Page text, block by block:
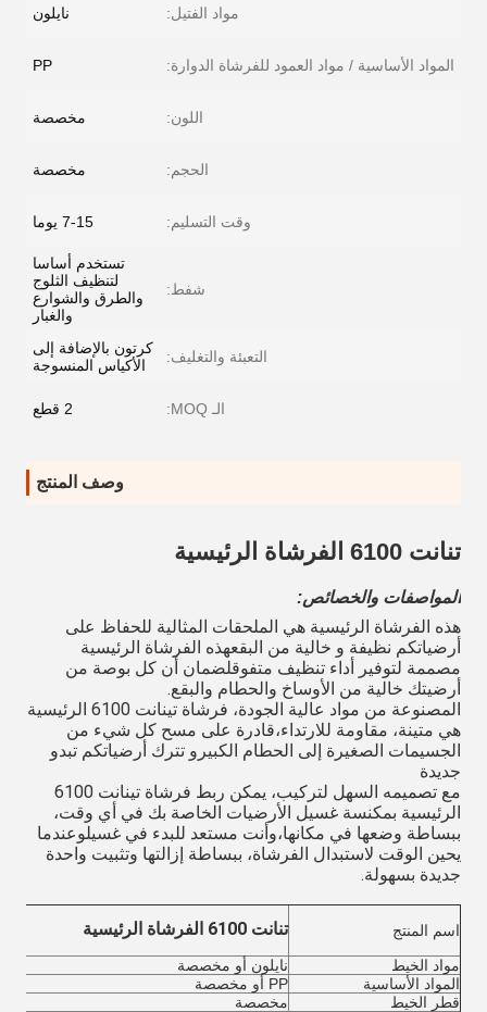
مواد الفتيل: نايلون
المواد الأساسية / مواد العمود للفرشاة الدوارة: PP
اللون: مخصصة
الحجم: مخصصة
وقت التسليم: 7-15 يوما
شفط:
تستخدم أساسا
لتنظيف الثلوج
والطرق والشوارع
والغبار
التعبئة والتغليف:
كرتون بالإضافة إلى
الأكياس المنسوجة
الـ MOQ: 2 قطع
وصف المنتج
تنانت 6100 الفرشاة الرئيسية
المواصفات والخصائص:
هذه الفرشاة الرئيسية هي الملحقات المثالية للحفاظ على
أرضياتكم نظيفة و خالية من البقعهذه الفرشاة الرئيسية
مصممة لتوفير أداء تنظيف متفوقلضمان أن كل بوصة من
أرضيتك خالية من الأوساخ والحطام والبقع.
المصنوعة من مواد عالية الجودة، فرشاة تينانت 6100 الرئيسية
هي متينة، مقاومة للارتداء،قادرة على مسح كل شيء من
الجسيمات الصغيرة إلى الحطام الكبيرو تترك أرضياتكم تبدو
جديدة
مع تصميمه السهل لتركيب، يمكن ربط فرشاة تينانت 6100
الرئيسية بمكنسة غسيل الأرضيات الخاصة بك في أي وقت،
ببساطة وضعها في مكانها،وأنت مستعد للبدء في غسيلوعندما
يحين الوقت لاستبدال الفرشاة، ببساطة إزالتها وتثبيت واحدة
جديدة بسهولة.
اسم المنتج تنانت 6100 الفرشاة الرئيسية
مواد الخيط
نايلون أو مخصصة
المواد الأساسية
PP أو مخصصة
قطر الخيط
مخصصة